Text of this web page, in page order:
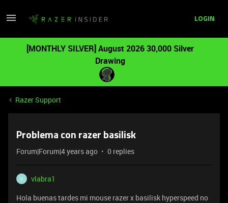
LOGIN
[MONTHLY SILVER] August 2026 30,000 Silver
Drawing
Razer Support
Problema con razer basilisk
Forum|Forum|4 years ago 0 replies
V
vlabra1
Hola buenas tardes mi mouse razer x basilisk hyperspeed no